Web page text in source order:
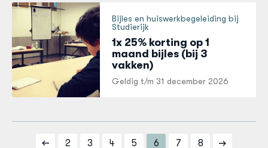
Bijles en huiswerkbegeleiding bij
Studierijk
1x 25% korting op 1
maand bijles (bij 3
vakken)
Geldig t/m 31 december 2026
2 3 4 5 6 7 8